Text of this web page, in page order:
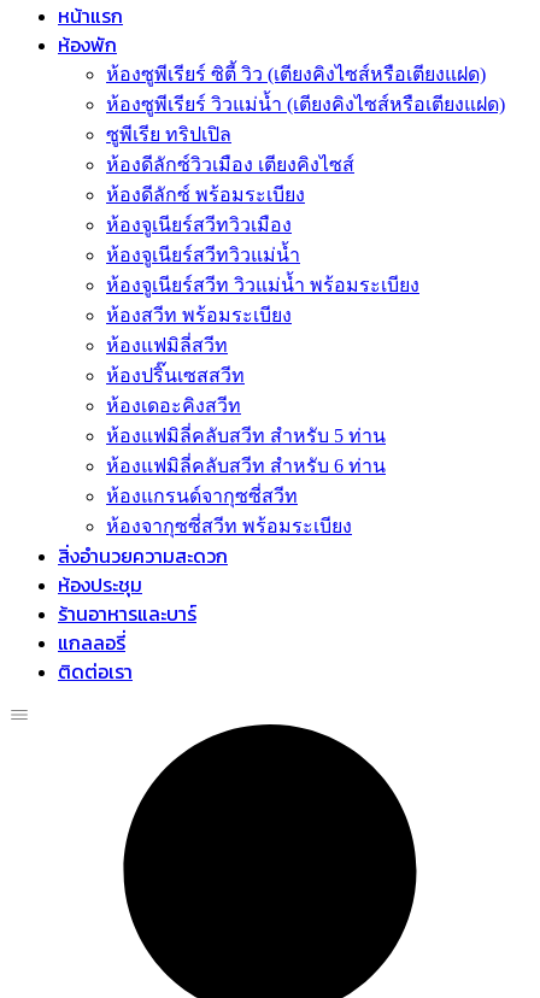
หน้าแรก
ห้องพัก
ห้องซูพีเรียร์ ซิตี้ วิว (เตียงคิงไซส์หรือเตียงแฝด)
ห้องซูพีเรียร์ วิวแม่น้ำ (เตียงคิงไซส์หรือเตียงแฝด)
ซูพีเรีย ทริปเปิล
ห้องดีลักซ์วิวเมือง เตียงคิงไซส์
ห้องดีลักซ์ พร้อมระเบียง
ห้องจูเนียร์สวีทวิวเมือง
ห้องจูเนียร์สวีทวิวแม่น้ำ
ห้องจูเนียร์สวีท วิวแม่น้ำ พร้อมระเบียง
ห้องสวีท พร้อมระเบียง
ห้องแฟมิลี่สวีท
ห้องปริ๊นเซสสวีท
ห้องเดอะคิงสวีท
ห้องแฟมิลี่คลับสวีท สำหรับ 5 ท่าน
ห้องแฟมิลี่คลับสวีท สำหรับ 6 ท่าน
ห้องแกรนด์จากุซซี่สวีท
ห้องจากุซซี่สวีท พร้อมระเบียง
สิ่งอำนวยความสะดวก
ห้องประชุม
ร้านอาหารและบาร์
แกลลอรี่
ติดต่อเรา